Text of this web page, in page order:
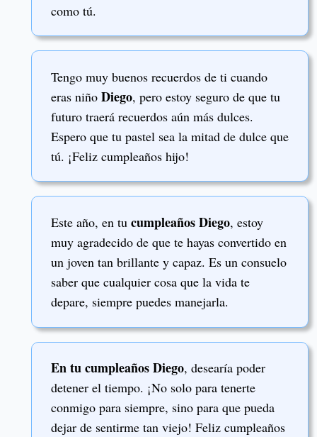
como tú.
Tengo muy buenos recuerdos de ti cuando
eras niño Diego, pero estoy seguro de que tu
futuro traerá recuerdos aún más dulces.
Espero que tu pastel sea la mitad de dulce que
tú. ¡Feliz cumpleaños hijo!
Este año, en tu cumpleaños Diego, estoy
muy agradecido de que te hayas convertido en
un joven tan brillante y capaz. Es un consuelo
saber que cualquier cosa que la vida te
depare, siempre puedes manejarla.
En tu cumpleaños Diego, desearía poder
detener el tiempo. ¡No solo para tenerte
conmigo para siempre, sino para que pueda
dejar de sentirme tan viejo! Feliz cumpleaños